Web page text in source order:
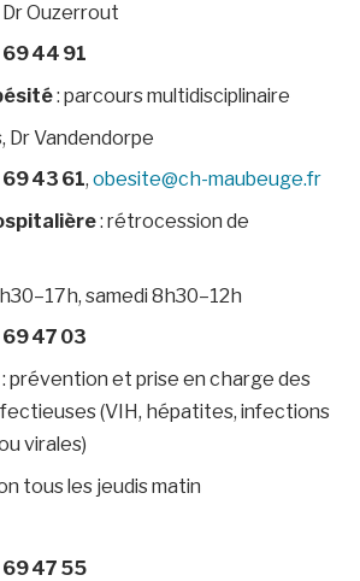
Ouzerrout
44 91
: parcours multidisciplinaire
Dr Vandendorpe
43 61, obesite@ch-maubeuge.fr
: rétrocession de
samedi 8h30–12h
47 03
: prévention et prise en charge des
(VIH, hépatites, infections
virales)
tous les jeudis matin
69 47 55